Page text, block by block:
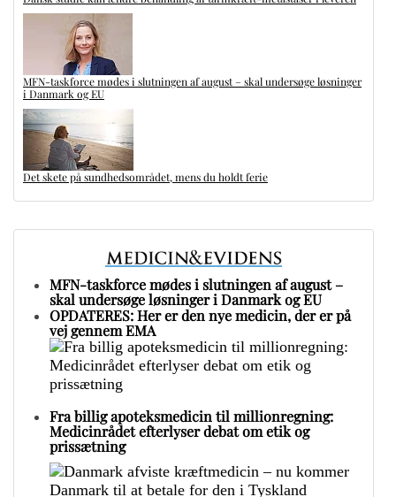
MFN-taskforce mødes i slutningen af august – skal undersøge løsninger
i Danmark og EU
Det skete på sundhedsområdet, mens du holdt ferie
MFN-taskforce mødes i slutningen af august –
skal undersøge løsninger i Danmark og EU
OPDATERES: Her er den nye medicin, der er på
vej gennem EMA
Fra billig apoteksmedicin til millionregning:
Medicinrådet efterlyser debat om etik og
prissætning